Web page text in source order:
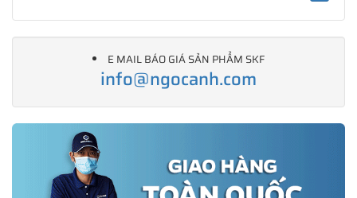
E MAIL BÁO GIÁ SẢN PHẨM SKF
info@ngocanh.com